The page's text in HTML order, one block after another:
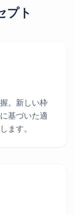
プト
。新しい枠
基づいた適
ます。